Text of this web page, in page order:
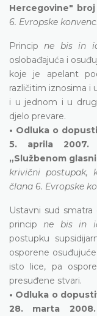
Hercegovine" broj
6. Evropske
Principne bis in
oslobađajuća i
koje je apelant
različitim iznosima i
i u jednom i u
djelo prevare.
• Odluka o
5. aprila 2007.
„Službenom
krivični postupak,
člana 6. Evropske
Ustavni sud
principne bis in
postupku
osporene
isto lice, pa
presuđene stvari.
• Odluka o
28. marta